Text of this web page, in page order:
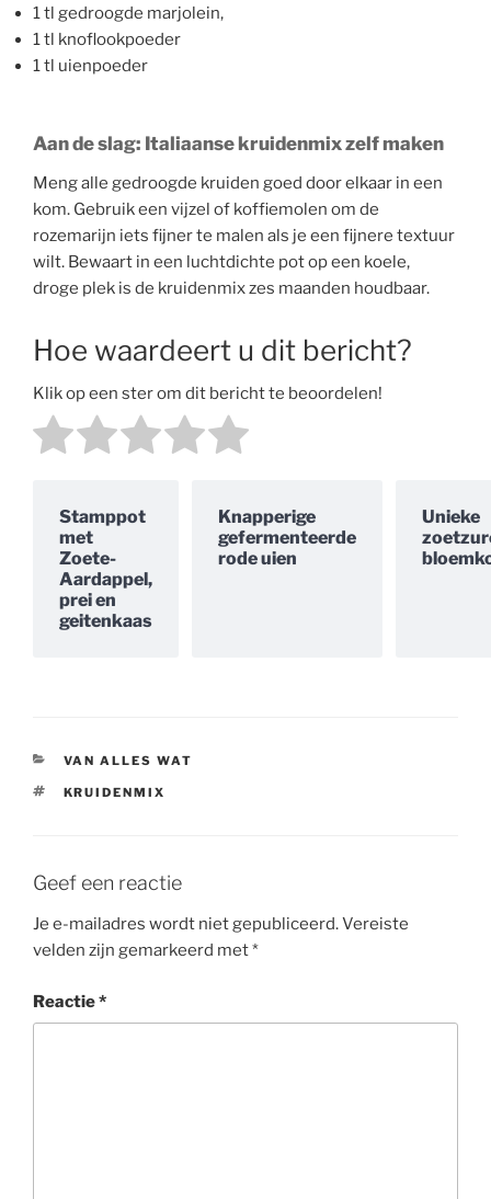
1 tl gedroogde marjolein,
1 tl knoflookpoeder
1 tl uienpoeder
Aan de slag: Italiaanse kruidenmix zelf maken
Meng alle gedroogde kruiden goed door elkaar in een
kom. Gebruik een vijzel of koffiemolen om de
rozemarijn iets fijner te malen als je een fijnere textuur
wilt. Bewaart in een luchtdichte pot op een koele,
droge plek is de kruidenmix zes maanden houdbaar.
Hoe waardeert u dit bericht?
Klik op een ster om dit bericht te beoordelen!
Stamppot
met
Zoete-
Aardappel,
prei en
geitenkaas
Knapperige
gefermenteerde
rode uien
Unieke
CATEGORIEËN
VAN ALLES WAT
TAGS
KRUIDENMIX
Geef een reactie
Je e-mailadres wordt niet gepubliceerd.Vereiste
velden zijn gemarkeerd met*
Reactie*